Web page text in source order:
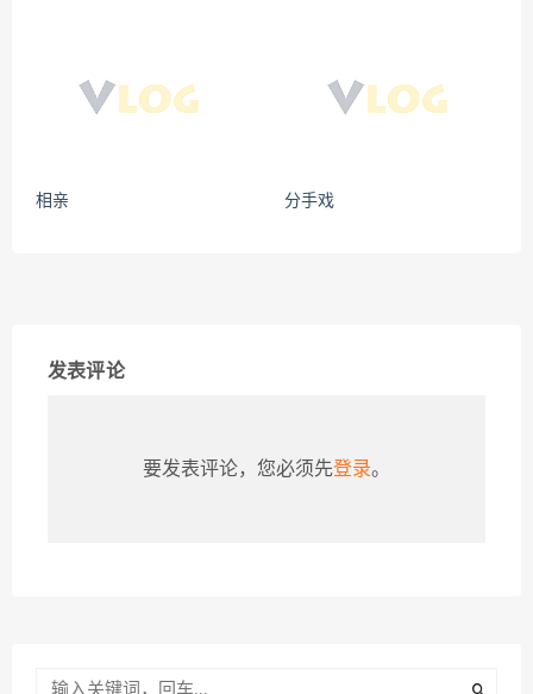
相亲 分手戏
发表评论
要发表评论，您必须先登录。